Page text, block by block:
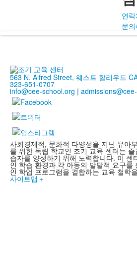
연
문
563 N. Alfred Street, 웨스트 할리우드
323-651-0707
info@cee-school.org |
사회경제적, 문화적 다양성을 지닌 유아
를 위한 독립 학교인 조기 교육 센터는
습자를 양성하기 위해 노력합니다. 이 센
인 학습 환경과 각 아동의 발달적 요구를
인 학업 프로그램을 결합하는 교육 철학
사이트맵 +